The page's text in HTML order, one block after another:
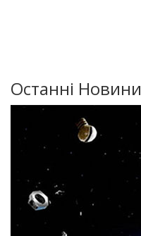
Останні Новини